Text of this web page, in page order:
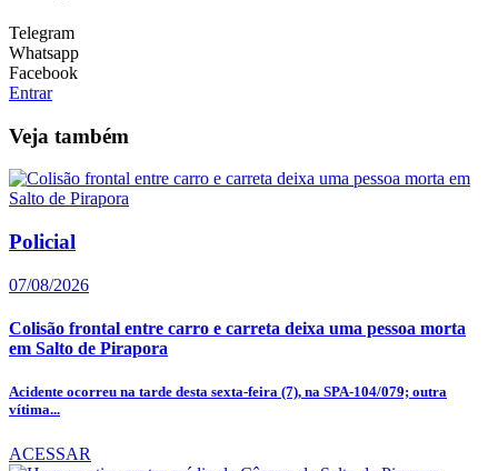
Telegram
Whatsapp
Facebook
Entrar
Veja também
Policial
07/08/2026
Colisão frontal entre carro e carreta deixa uma pessoa morta
em Salto de Pirapora
Acidente ocorreu na tarde desta sexta-feira (7), na SPA-104/079; outra
vítima...
ACESSAR